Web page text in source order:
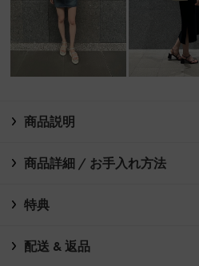
商品説明
商品詳細 / お手入れ方法
特典
配送 & 返品